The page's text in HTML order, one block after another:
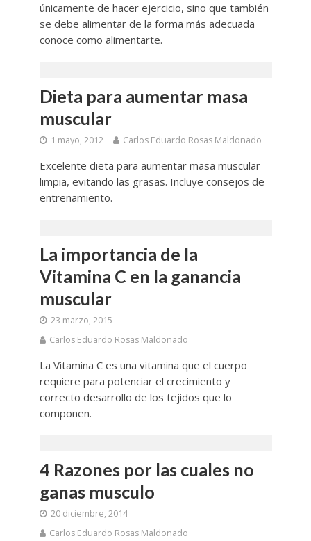
únicamente de hacer ejercicio, sino que también
se debe alimentar de la forma más adecuada
conoce como alimentarte.
Dieta para aumentar masa
muscular
1 mayo, 2012 Carlos Eduardo Rosas Maldonado
Excelente dieta para aumentar masa muscular
limpia, evitando las grasas. Incluye consejos de
entrenamiento.
La importancia de la
Vitamina C en la ganancia
muscular
23 marzo, 2015
Carlos Eduardo Rosas Maldonado
La Vitamina C es una vitamina que el cuerpo
requiere para potenciar el crecimiento y
correcto desarrollo de los tejidos que lo
componen.
4 Razones por las cuales no
ganas musculo
20 diciembre, 2014
Carlos Eduardo Rosas Maldonado